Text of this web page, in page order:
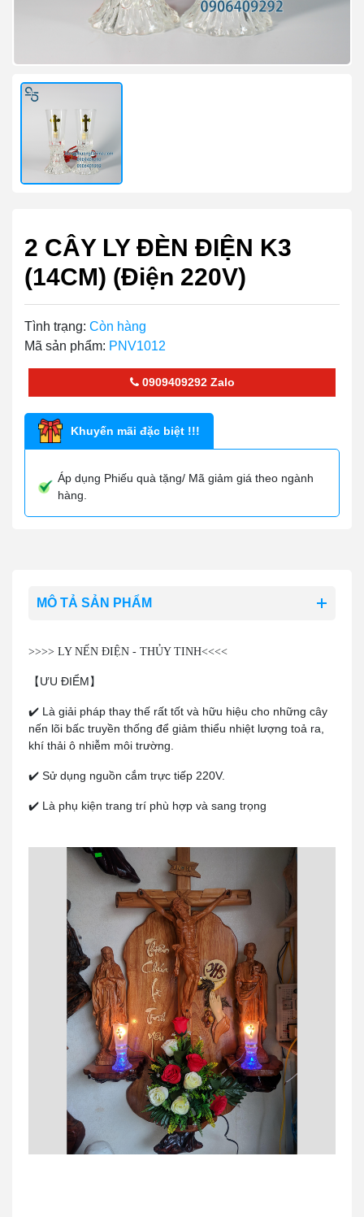
2 CÂY LY ĐÈN ĐIỆN K3
(14CM) (Điện 220V)
Tình trạng: Còn hàng
Mã sản phẩm: PNV1012
0909409292Zalo
Khuyến mãi đặc biệt !!!
Áp dụng Phiếu quà tặng/ Mã giảm giá theo ngành
hàng.
MÔ TẢ SẢN PHẨM
>>>> LY NẾN ĐIỆN - THỦY TINH<<<<
【ƯU ĐIỂM】
✔️ Là giải pháp thay thế rất tốt và hữu hiệu cho những cây
nến lõi bấc truyền thống để giảm thiểu nhiệt lượng toả ra,
khí thải ô nhiễm môi trường.
✔️ Sử dụng nguồn cắm trực tiếp 220V.
✔️ Là phụ kiện trang trí phù hợp và sang trọng